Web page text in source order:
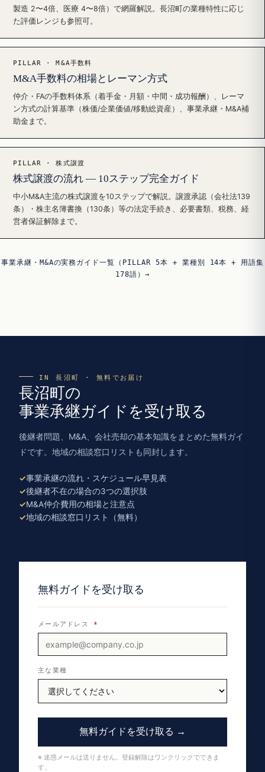
製造 2〜4倍、医療 4〜8倍）で網羅解説。長沼町の業種特性に応じ
た評価レンジも参照可。
PILLAR · M&A手数料
M&A手数料の相場とレーマン方式
仲介・FAの手数料体系（着手金・月額・中間・成功報酬）、レーマ
ン方式の計算基準（株価/企業価値/移動総資産）、事業承継・M&A補
助金まで。
PILLAR · 株式譲渡
株式譲渡の流れ — 10ステップ完全ガイド
中小M&A主流の株式譲渡を10ステップで解説。譲渡承認（会社法139
条）・株主名簿書換（130条）等の法定手続き、必要書類、税務、経
営者保証解除まで。
事業承継・M&Aの実務ガイド一覧（PILLAR 5本 + 業種別 14本 + 用語集
178語）→
IN 長沼町 · 無料でお届け
長沼町の
事業承継ガイドを受け取る
後継者問題、M&A、会社売却の基本知識をまとめた無料ガイ
ドです。地域の相談窓口リストも同封します。
事業承継の流れ・スケジュール早見表
後継者不在の場合の3つの選択肢
M&A仲介費用の相場と注意点
地域の相談窓口リスト（無料）
無料ガイドを受け取る
メールアドレス *
主な業種
無料ガイドを受け取る →
※ 迷惑メールは送りません。登録解除はワンクリックでできま
す。